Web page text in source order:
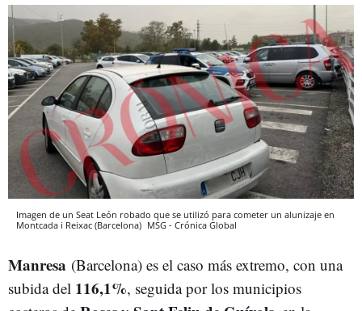
Imagen de un Seat León robado que se utilizó para cometer un alunizaje en
Montcada i Reixac (Barcelona) MSG - Crónica Global
Manresa (Barcelona) es el caso más extremo, con una
subida del 116,1%, seguida por los municipios